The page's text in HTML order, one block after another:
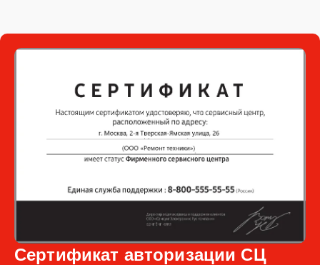
Сертификат авторизации СЦ